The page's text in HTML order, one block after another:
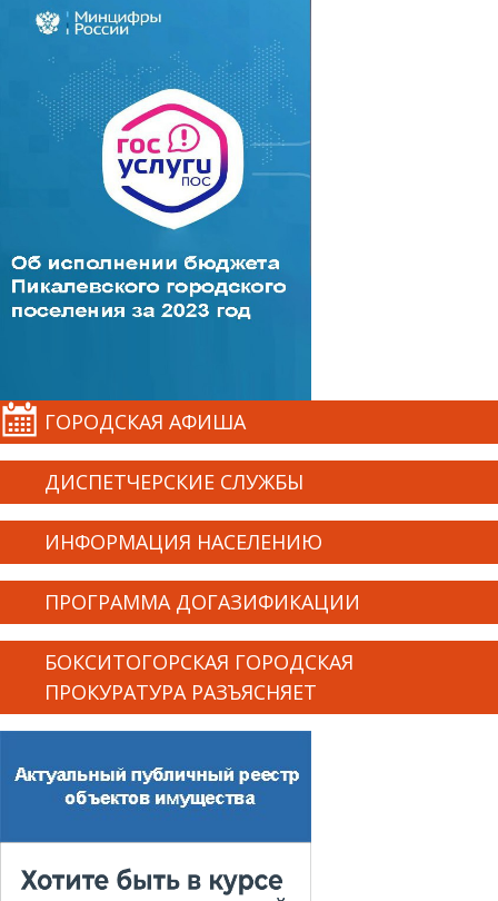
ГОРОДСКАЯ АФИША
ДИСПЕТЧЕРСКИЕ СЛУЖБЫ
ИНФОРМАЦИЯ НАСЕЛЕНИЮ
ПРОГРАММА ДОГАЗИФИКАЦИИ
БОКСИТОГОРСКАЯ ГОРОДСКАЯ
ПРОКУРАТУРА РАЗЪЯСНЯЕТ